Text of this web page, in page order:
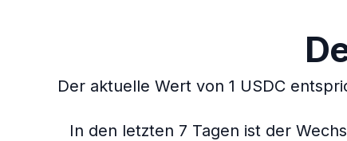
Der aktuelle Wert von 1 USDC
In den letzten 7 Tagen ist der